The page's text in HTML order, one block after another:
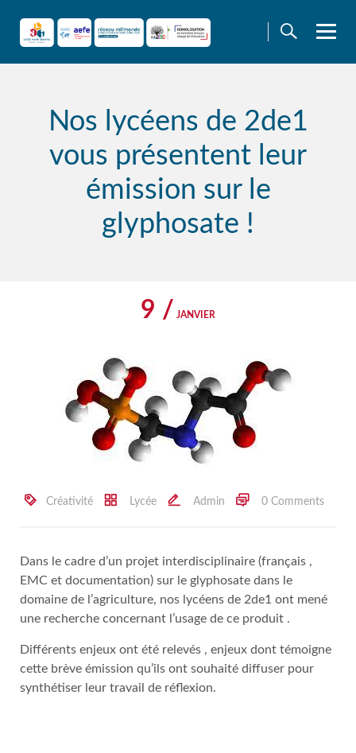
content
Nos lycéens de 2de1
vous présentent leur
émission sur le
glyphosate !
9 / JANVIER
Créativité Lycée Admin 0 Comments
Dans le cadre d’un projet interdisciplinaire (français ,
EMC et documentation) sur le glyphosate dans le
domaine de l’agriculture, nos lycéens de 2de1 ont mené
une recherche concernant l’usage de ce produit .
Différents enjeux ont été relevés , enjeux dont témoigne
cette brève émission qu’ils ont souhaité diffuser pour
synthétiser leur travail de réflexion.